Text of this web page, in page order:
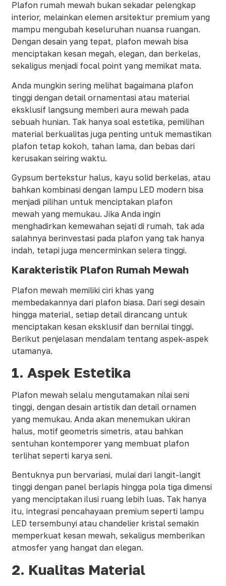
Plafon rumah mewah bukan sekadar pelengkap
interior, melainkan elemen arsitektur premium yang
mampu mengubah keseluruhan nuansa ruangan.
Dengan desain yang tepat, plafon mewah bisa
menciptakan kesan megah, elegan, dan berkelas,
sekaligus menjadi focal point yang memikat mata.
Anda mungkin sering melihat bagaimana plafon
tinggi dengan detail ornamentasi atau material
eksklusif langsung memberi aura mewah pada
sebuah hunian. Tak hanya soal estetika, pemilihan
material berkualitas juga penting untuk memastikan
plafon tetap kokoh, tahan lama, dan bebas dari
kerusakan seiring waktu.
Gypsum bertekstur halus, kayu solid berkelas, atau
bahkan kombinasi dengan lampu LED modern bisa
menjadi pilihan untuk menciptakan plafon
mewah yang memukau. Jika Anda ingin
menghadirkan kemewahan sejati di rumah, tak ada
salahnya berinvestasi pada plafon yang tak hanya
indah, tetapi juga mencerminkan selera tinggi.
Karakteristik Plafon Rumah Mewah
Plafon mewah memiliki ciri khas yang
membedakannya dari plafon biasa. Dari segi desain
hingga material, setiap detail dirancang untuk
menciptakan kesan eksklusif dan bernilai tinggi.
Berikut penjelasan mendalam tentang aspek-aspek
utamanya.
1. Aspek Estetika
Plafon mewah selalu mengutamakan nilai seni
tinggi, dengan desain artistik dan detail ornamen
yang memukau. Anda akan menemukan ukiran
halus, motif geometris simetris, atau bahkan
sentuhan kontemporer yang membuat plafon
terlihat seperti karya seni.
Bentuknya pun bervariasi, mulai dari langit-langit
tinggi dengan panel berlapis hingga pola tiga dimensi
yang menciptakan ilusi ruang lebih luas. Tak hanya
itu, integrasi pencahayaan premium seperti lampu
LED tersembunyi atau chandelier kristal semakin
memperkuat kesan mewah, sekaligus memberikan
atmosfer yang hangat dan elegan.
2. Kualitas Material